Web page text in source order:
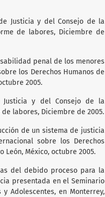
Justicia y del Consejo de la
de labores, Diciembre de
penal de los menores
los Derechos Humanos de
2005.
Justicia y del Consejo de la
labores, Diciembre de 2005.
de un sistema de justicia
sobre los Derechos
León, México, octubre 2005.
del debido proceso para la
presentada en el Seminario
Adolescentes, en Monterrey,